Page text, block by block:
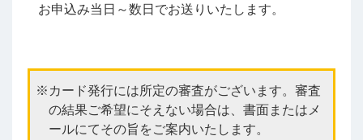
お申込み当日～数日でお送りいたします。
カード発行には所定の審査がございます。審査
の結果ご希望にそえない場合は、書面またはメ
ールにてその旨をご案内いたします。